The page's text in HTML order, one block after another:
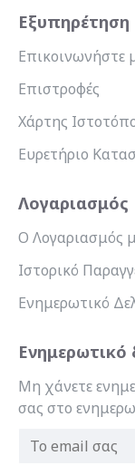
Επικοινωνήστε
Επιστροφές
Χάρτης
Ευρετήριο
Λογαριασμός
Ο Λογαριασμός
Ιστορικό
Ενημερωτικό
Ενημερωτικό
Μη χάνετε
σας στο